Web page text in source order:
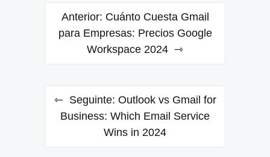
Navegação
de
Anterior: Cuánto Cuesta Gmail
para Empresas: Precios Google
Workspace 2024
Seguinte: Outlook vs Gmail for
Business: Which Email Service
Wins in 2024